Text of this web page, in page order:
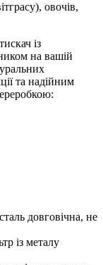
овочів,
із
на вашій
та надійним
довговічна, не
із металу